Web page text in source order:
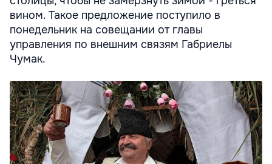
вином. Такое предложение поступило в
понедельник на совещании от главы
управления по внешним связям Габриелы
Чумак.